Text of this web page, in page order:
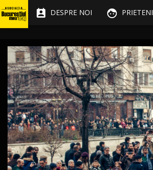
 DESPRE NOI  PRIETENI